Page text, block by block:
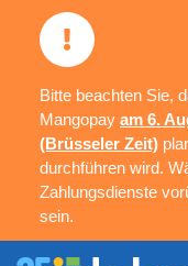
Bitte beachten Sie,
Mangopay am 6.
(Brüsseler Zeit)
durchführen wird.
Zahlungsdienste
sein.